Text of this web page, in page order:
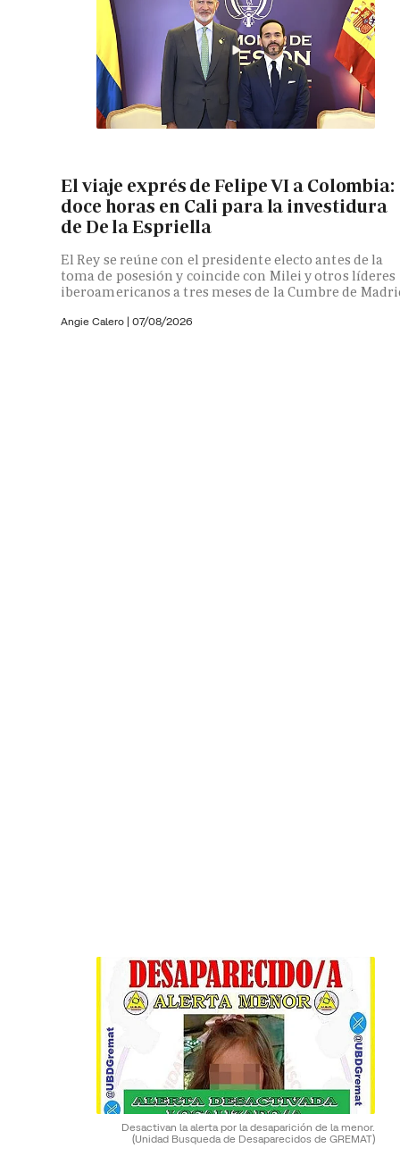
El viaje exprés de Felipe VI a Colombia:
doce horas en Cali para la investidura
de De la Espriella
El Rey se reúne con el presidente electo antes de la
toma de posesión y coincide con Milei y otros líderes
iberoamericanos a tres meses de la Cumbre de
Angie Calero | 07/08/2026
Desactivan la alerta por la desaparición de la menor.
(Unidad Busqueda de Desaparecidos de GREMAT)